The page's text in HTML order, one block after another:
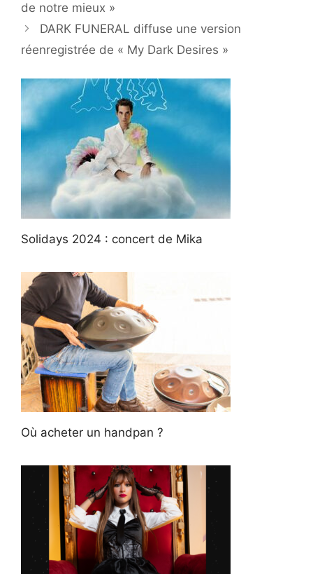
de notre mieux »
DARK FUNERAL diffuse une version
réenregistrée de « My Dark Desires »
Solidays 2024 : concert de Mika
Où acheter un handpan ?